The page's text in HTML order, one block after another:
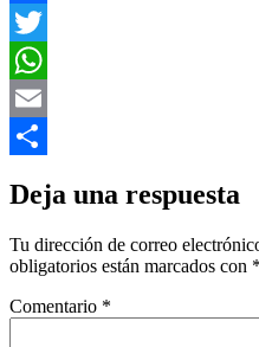
Facebook
Twitter
WhatsApp
Email
Deja una respuesta
Tu dirección de correo
obligatorios están marcados con *
Comentario *